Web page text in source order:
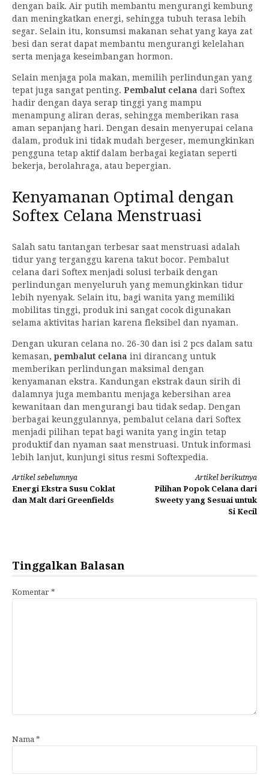
dengan baik. Air putih membantu mengurangi kembung
dan meningkatkan energi, sehingga tubuh terasa lebih
segar. Selain itu, konsumsi makanan sehat yang kaya zat
besi dan serat dapat membantu mengurangi kelelahan
serta menjaga keseimbangan hormon.
Selain menjaga pola makan, memilih perlindungan yang
tepat juga sangat penting. Pembalut celana dari Softex
hadir dengan daya serap tinggi yang mampu
menampung aliran deras, sehingga memberikan rasa
aman sepanjang hari. Dengan desain menyerupai celana
dalam, produk ini tidak mudah bergeser, memungkinkan
pengguna tetap aktif dalam berbagai kegiatan seperti
bekerja, berolahraga, atau bepergian.
Kenyamanan Optimal dengan
Softex Celana Menstruasi
Salah satu tantangan terbesar saat menstruasi adalah
tidur yang terganggu karena takut bocor. Pembalut
celana dari Softex menjadi solusi terbaik dengan
perlindungan menyeluruh yang memungkinkan tidur
lebih nyenyak. Selain itu, bagi wanita yang memiliki
mobilitas tinggi, produk ini sangat cocok digunakan
selama aktivitas harian karena fleksibel dan nyaman.
Dengan ukuran celana no. 26-30 dan isi 2 pcs dalam satu
kemasan, pembalut celana ini dirancang untuk
memberikan perlindungan maksimal dengan
kenyamanan ekstra. Kandungan ekstrak daun sirih di
dalamnya juga membantu menjaga kebersihan area
kewanitaan dan mengurangi bau tidak sedap. Dengan
berbagai keunggulannya, pembalut celana dari Softex
menjadi pilihan tepat bagi wanita yang ingin tetap
produktif dan nyaman saat menstruasi. Untuk informasi
lebih lanjut, kunjungi situs resmi Softexpedia.
Lanjut
Membaca
Artikel sebelumnya
Energi Ekstra Susu Coklat
dan Malt dari Greenfields
Artikel berikutnya
Pilihan Popok Celana dari
Sweety yang Sesuai untuk
Si Kecil
Tinggalkan Balasan
Komentar *
Nama *